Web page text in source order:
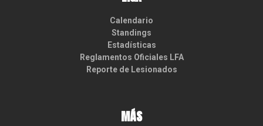
Calendario
Standings
Estadísticas
Reglamentos Oficiales LFA
Reporte de Lesionados
MÁS